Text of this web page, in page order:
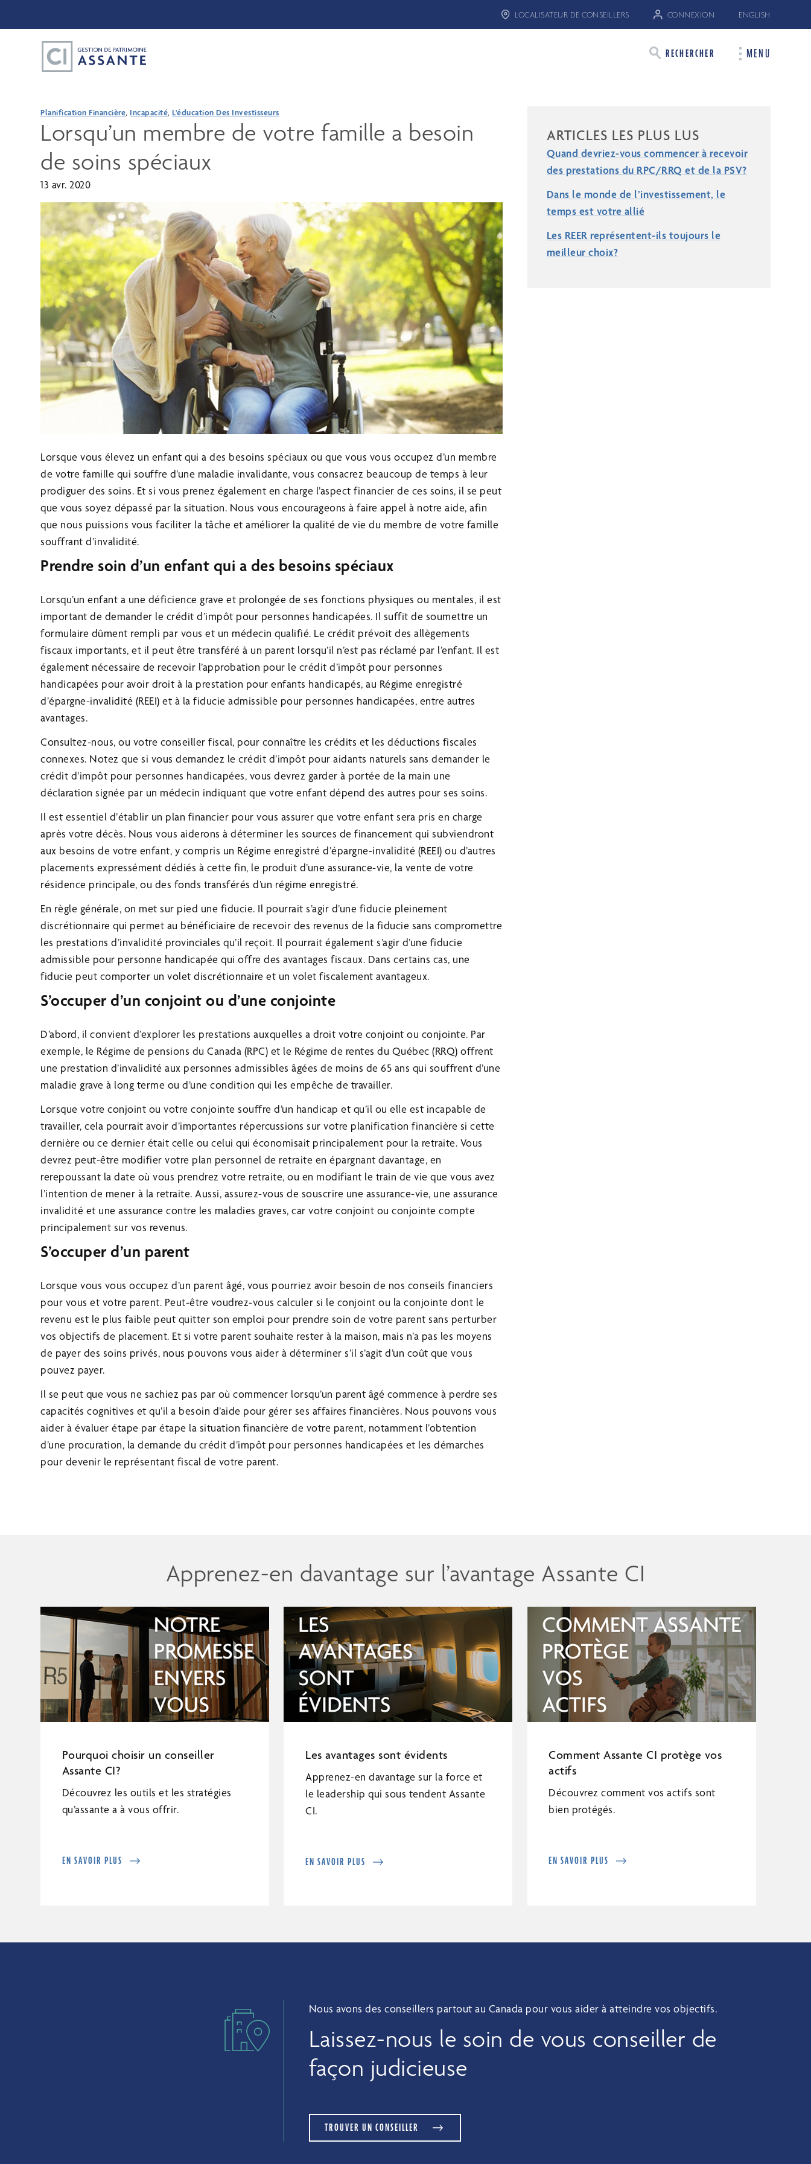
LOCALISATEUR DE CONSEILLERS CONNEXION ENGLISH
RECHERCHER MENU
Planification Financière, Incapacité,L'éducation Des Investisseurs
Lorsqu’un membre de votre famille a besoin
de soins spéciaux
13 avr. 2020
Lorsque vous élevez un enfant qui a des besoins spéciaux ou que vous vous occupez d’un membre
de votre famille qui souffre d’une maladie invalidante, vous consacrez beaucoup de temps à leur
prodiguer des soins. Et si vous prenez également en charge l’aspect financier de ces soins, il se peut
que vous soyez dépassé par la situation. Nous vous encourageons à faire appel à notre aide, afin
que nous puissions vous faciliter la tâche et améliorer la qualité de vie du membre de votre famille
souffrant d’invalidité.
Prendre soin d’un enfant qui a des besoins spéciaux
Lorsqu’un enfant a une déficience grave et prolongée de ses fonctions physiques ou mentales, il est
important de demander le crédit d’impôt pour personnes handicapées. Il suffit de soumettre un
formulaire dûment rempli par vous et un médecin qualifié. Le crédit prévoit des allègements
fiscaux importants, et il peut être transféré à un parent lorsqu’il n’est pas réclamé par l’enfant. Il est
également nécessaire de recevoir l’approbation pour le crédit d’impôt pour personnes
handicapées pour avoir droit à la prestation pour enfants handicapés, au Régime enregistré
d’épargne-invalidité (REEI) et à la fiducie admissible pour personnes handicapées, entre autres
avantages.
Consultez-nous, ou votre conseiller fiscal, pour connaître les crédits et les déductions fiscales
connexes. Notez que si vous demandez le crédit d’impôt pour aidants naturels sans demander le
crédit d’impôt pour personnes handicapées, vous devrez garder à portée de la main une
déclaration signée par un médecin indiquant que votre enfant dépend des autres pour ses soins.
Il est essentiel d’établir un plan financier pour vous assurer que votre enfant sera pris en charge
après votre décès. Nous vous aiderons à déterminer les sources de financement qui subviendront
aux besoins de votre enfant, y compris un Régime enregistré d’épargne-invalidité (REEI) ou d’autres
placements expressément dédiés à cette fin, le produit d’une assurance-vie, la vente de votre
résidence principale, ou des fonds transférés d’un régime enregistré.
En règle générale, on met sur pied une fiducie. Il pourrait s’agir d’une fiducie pleinement
discrétionnaire qui permet au bénéficiaire de recevoir des revenus de la fiducie sans compromettre
les prestations d’invalidité provinciales qu’il reçoit. Il pourrait également s’agir d’une fiducie
admissible pour personne handicapée qui offre des avantages fiscaux. Dans certains cas, une
fiducie peut comporter un volet discrétionnaire et un volet fiscalement avantageux.
S’occuper d’un conjoint ou d’une conjointe
D’abord, il convient d’explorer les prestations auxquelles a droit votre conjoint ou conjointe. Par
exemple, le Régime de pensions du Canada (RPC) et le Régime de rentes du Québec (RRQ) offrent
une prestation d’invalidité aux personnes admissibles âgées de moins de 65 ans qui souffrent d’une
maladie grave à long terme ou d’une condition qui les empêche de travailler.
Lorsque votre conjoint ou votre conjointe souffre d’un handicap et qu’il ou elle est incapable de
travailler, cela pourrait avoir d’importantes répercussions sur votre planification financière si cette
dernière ou ce dernier était celle ou celui qui économisait principalement pour la retraite. Vous
devrez peut-être modifier votre plan personnel de retraite en épargnant davantage, en
rerepoussant la date où vous prendrez votre retraite, ou en modifiant le train de vie que vous avez
l’intention de mener à la retraite. Aussi, assurez-vous de souscrire une assurance-vie, une assurance
invalidité et une assurance contre les maladies graves, car votre conjoint ou conjointe compte
principalement sur vos revenus.
S’occuper d’un parent
Lorsque vous vous occupez d’un parent âgé, vous pourriez avoir besoin de nos conseils financiers
pour vous et votre parent. Peut-être voudrez-vous calculer si le conjoint ou la conjointe dont le
revenu est le plus faible peut quitter son emploi pour prendre soin de votre parent sans perturber
vos objectifs de placement. Et si votre parent souhaite rester à la maison, mais n’a pas les moyens
de payer des soins privés, nous pouvons vous aider à déterminer s’il s’agit d’un coût que vous
pouvez payer.
Il se peut que vous ne sachiez pas par où commencer lorsqu’un parent âgé commence à perdre ses
capacités cognitives et qu’il a besoin d’aide pour gérer ses affaires financières. Nous pouvons vous
aider à évaluer étape par étape la situation financière de votre parent, notamment l’obtention
d’une procuration, la demande du crédit d’impôt pour personnes handicapées et les démarches
pour devenir le représentant fiscal de votre parent.
ARTICLES LES PLUS LUS
Quand devriez-vous commencer à recevoir
des prestations du RPC/RRQ et de la PSV?
Dans le monde de l’investissement, le
temps est votre allié
Les REER représentent-ils toujours le
meilleur choix?
Apprenez-en davantage sur l’avantage Assante CI
Pourquoi choisir un conseiller
Assante CI?
Découvrez les outils et les stratégies
qu’assante a à vous offrir.
EN SAVOIR PLUS
Les avantages sont évidents
Apprenez-en davantage sur la force et
le leadership qui sous tendent Assante
CI.
EN SAVOIR PLUS
Comment Assante CI protège vos
actifs
Découvrez comment vos actifs sont
bien protégés.
EN SAVOIR PLUS
Nous avons des conseillers partout au Canada pour vous aider à atteindre vos objectifs.
Laissez-nous le soin de vous conseiller de
façon judicieuse
TROUVER UN CONSEILLER